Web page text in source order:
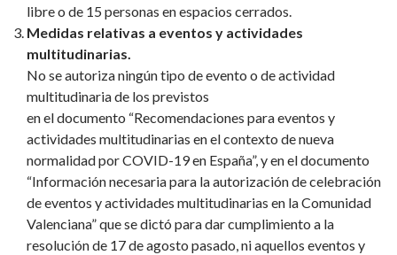
libre o de 15 personas en espacios cerrados.
Medidas relativas a eventos y actividades
multitudinarias.
No se autoriza ningún tipo de evento o de actividad
multitudinaria de los previstos
en el documento “Recomendaciones para eventos y
actividades multitudinarias en el contexto de nueva
normalidad por COVID-19 en España”, y en el documento
“Información necesaria para la autorización de celebración
de eventos y actividades multitudinarias en la Comunidad
Valenciana” que se dictó para dar cumplimiento a la
resolución de 17 de agosto pasado, ni aquellos eventos y